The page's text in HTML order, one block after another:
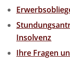
Insolvenz
Ihre Fragen